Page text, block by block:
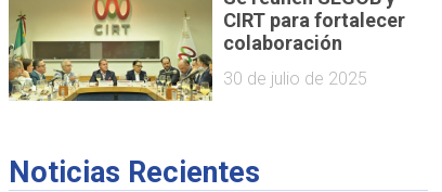
CIRT para fortalecer
colaboración
30 de julio de 2025
Noticias Recientes